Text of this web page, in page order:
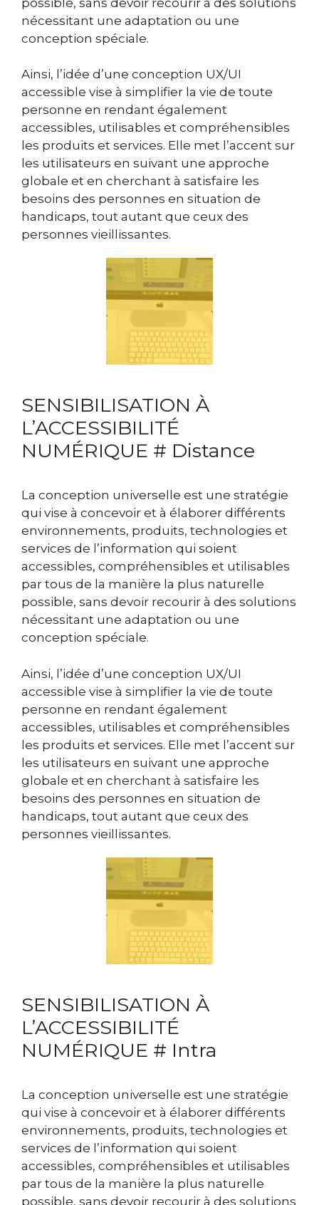
nécessitant une adaptation ou une
conception spéciale.
Ainsi, l’idée d’une conception UX/UI
accessible vise à simplifier la vie de toute
personne en rendant également
accessibles, utilisables et compréhensibles
les produits et services. Elle met l’accent sur
les utilisateurs en suivant une approche
globale et en cherchant à satisfaire les
besoins des personnes en situation de
handicaps, tout autant que ceux des
personnes vieillissantes.
SENSIBILISATION À
L’ACCESSIBILITÉ
NUMÉRIQUE # Distance
La conception universelle est une stratégie
qui vise à concevoir et à élaborer différents
environnements, produits, technologies et
services de l’information qui soient
accessibles, compréhensibles et utilisables
par tous de la manière la plus naturelle
possible, sans devoir recourir à des solutions
nécessitant une adaptation ou une
conception spéciale.
Ainsi, l’idée d’une conception UX/UI
accessible vise à simplifier la vie de toute
personne en rendant également
accessibles, utilisables et compréhensibles
les produits et services. Elle met l’accent sur
les utilisateurs en suivant une approche
globale et en cherchant à satisfaire les
besoins des personnes en situation de
handicaps, tout autant que ceux des
personnes vieillissantes.
SENSIBILISATION À
L’ACCESSIBILITÉ
NUMÉRIQUE # Intra
La conception universelle est une stratégie
qui vise à concevoir et à élaborer différents
environnements, produits, technologies et
services de l’information qui soient
accessibles, compréhensibles et utilisables
par tous de la manière la plus naturelle
possible, sans devoir recourir à des solutions